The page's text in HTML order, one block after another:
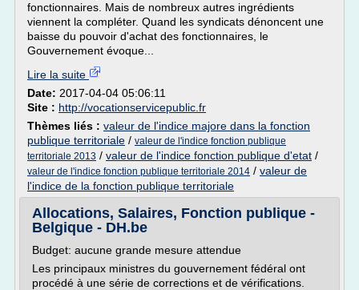
fonctionnaires. Mais de nombreux autres ingrédients
viennent la compléter. Quand les syndicats dénoncent une
baisse du pouvoir d'achat des fonctionnaires, le
Gouvernement évoque...
Lire la suite
Date: 2017-04-04 05:06:11
Site : http://vocationservicepublic.fr
Thèmes liés : valeur de l'indice majore dans la fonction
publique territoriale / valeur de l'indice fonction publique
territoriale 2013 / valeur de l'indice fonction publique d'etat /
valeur de l'indice fonction publique territoriale 2014 / valeur de
l'indice de la fonction publique territoriale
Allocations, Salaires, Fonction publique -
Belgique - DH.be
Budget: aucune grande mesure attendue
Les principaux ministres du gouvernement fédéral ont
procédé à une série de corrections et de vérifications.